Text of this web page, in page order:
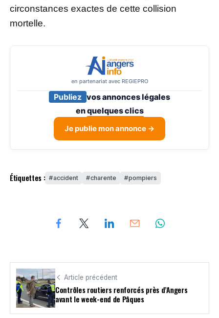
circonstances exactes de cette collision
mortelle.
en partenariat avec REGIEPRO
Publiez vos annonces légales
enquelques clics
Je publie mon annonce →
Étiquettes : accident charente pompiers
Article précédent
Contrôles routiers renforcés près d’Angers
avant le week-end de Pâques